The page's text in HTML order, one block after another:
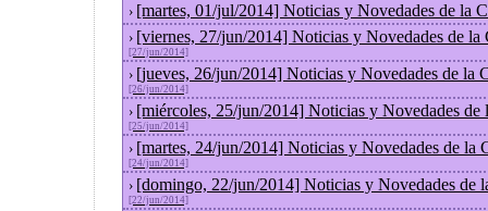
› [martes, 01/jul/2014] Noticias y Novedades de la
› [viernes, 27/jun/2014] Noticias y Novedades de la
[27/jun/2014]
› [jueves, 26/jun/2014] Noticias y Novedades de la
[26/jun/2014]
› [miércoles, 25/jun/2014] Noticias y Novedades de
[25/jun/2014]
› [martes, 24/jun/2014] Noticias y Novedades de la
[24/jun/2014]
› [domingo, 22/jun/2014] Noticias y Novedades de
[22/jun/2014]